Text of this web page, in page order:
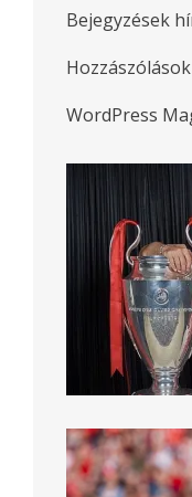
Bejegyzések
WordPress